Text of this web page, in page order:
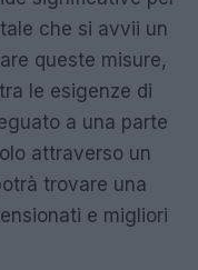
che si avvii un
queste misure,
le esigenze di
a una parte
attraverso un
trovare una
e migliori